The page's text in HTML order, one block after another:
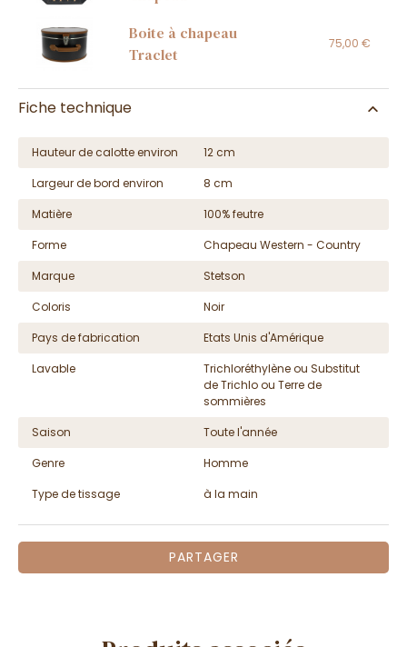
Boite à chapeau
Traclet
75,00 €
Fiche technique
Hauteur de calotte environ
12 cm
Largeur de bord environ
8 cm
Matière
100% feutre
Forme
Chapeau Western - Country
Marque
Stetson
Coloris
Noir
Pays de fabrication
Etats Unis d'Amérique
Lavable
Trichloréthylène ou Substitut
de Trichlo ou Terre de
sommières
Saison
Toute l'année
Genre
Homme
Type de tissage
à la main
PARTAGER